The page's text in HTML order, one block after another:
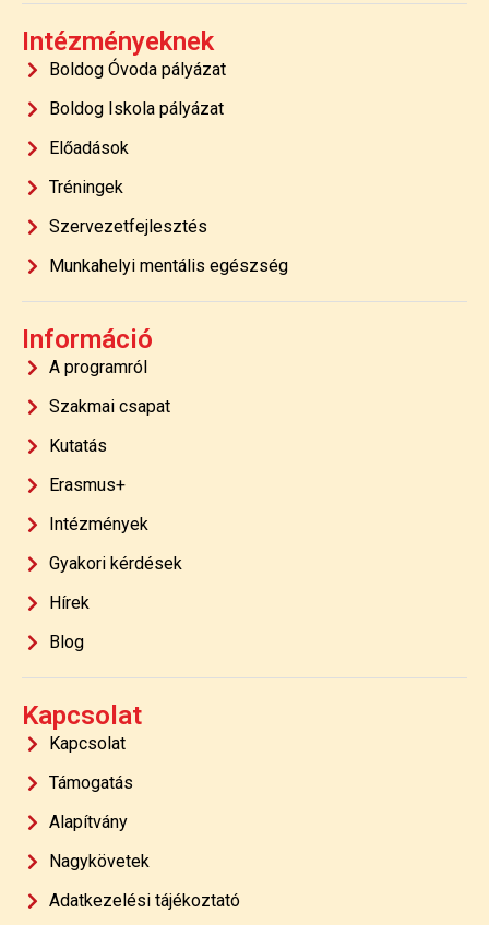
Intézményeknek
Boldog Óvoda pályázat
Boldog Iskola pályázat
Előadások
Tréningek
Szervezetfejlesztés
Munkahelyi mentális egészség
Információ
A programról
Szakmai csapat
Kutatás
Erasmus+
Intézmények
Gyakori kérdések
Hírek
Blog
Kapcsolat
Kapcsolat
Támogatás
Alapítvány
Nagykövetek
Adatkezelési tájékoztató